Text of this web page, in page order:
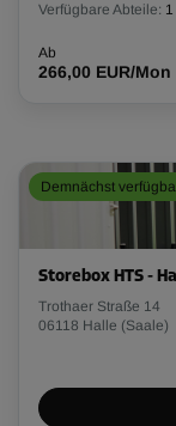
Verfügbare Abteile: 1
Ab
266,00 EUR/Mon
Demnächst
Storebox HTS -
Trothaer Straße 14
06118 Halle (Saale)